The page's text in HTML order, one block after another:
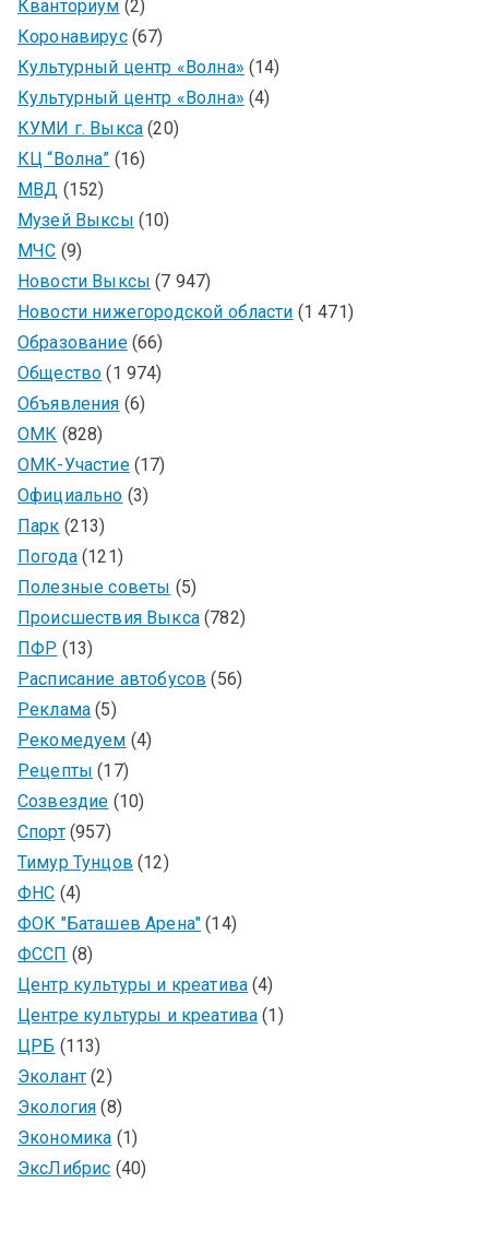
Кванториум (2)
Коронавирус(67)
Культурный центр «Волна» (14)
Культурный центр «Волна» (4)
КУМИ г. Выкса (20)
КЦ “Волна” (16)
МВД (152)
Музей Выксы (10)
МЧС (9)
Новости Выксы (7 947)
Новости нижегородской области (1 471)
Образование(66)
Общество (1 974)
Объявления (6)
ОМК (828)
ОМК-Участие(17)
Официально (3)
Парк (213)
Погода(121)
Полезные советы (5)
Происшествия Выкса(782)
ПФР (13)
Расписание автобусов (56)
Реклама (5)
Рекомедуем (4)
Рецепты (17)
Созвездие (10)
Спорт(957)
Тимур Тунцов (12)
ФНС (4)
ФОК "Баташев Арена" (14)
ФССП (8)
Центр культуры и креатива (4)
Центре культуры и креатива (1)
ЦРБ (113)
Эколант (2)
Экология (8)
Экономика (1)
ЭксЛибрис (40)